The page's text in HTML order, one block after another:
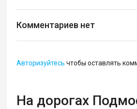
Комментариев нет
Авторизуйтесь чтобы оставлять
На дорогах